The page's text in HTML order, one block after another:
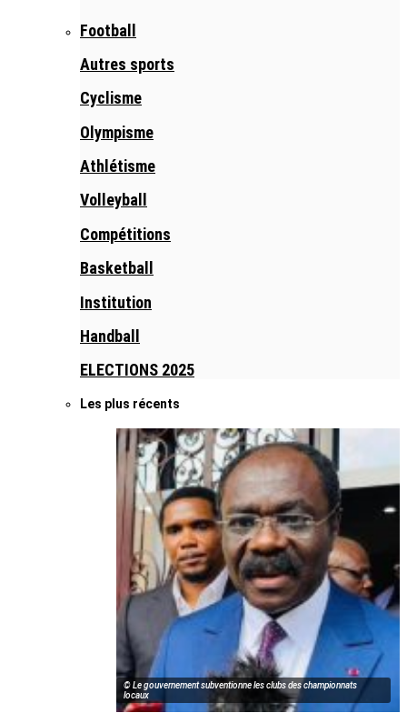
Football
Autres sports
Cyclisme
Olympisme
Athlétisme
Volleyball
Compétitions
Basketball
Institution
Handball
ELECTIONS 2025
Les plus récents
© Le gouvernement subventionne les clubs des championnats
locaux